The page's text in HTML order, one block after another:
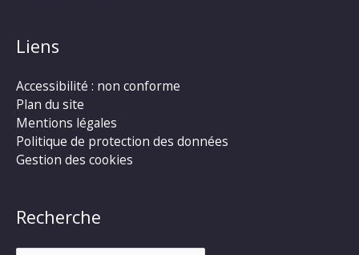
Liens
Accessibilité : non conforme
Plan du site
Mentions légales
Politique de protection des données
Gestion des cookies
Recherche